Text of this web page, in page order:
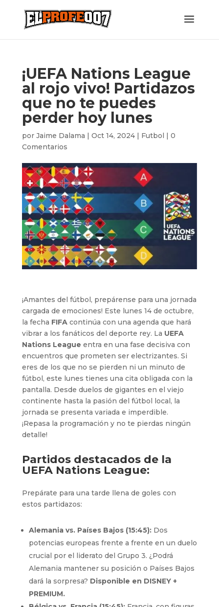
¡UEFA Nations League
al rojo vivo! Partidazos
que no te puedes
perder hoy lunes
por Jaime Dalama | Oct 14, 2024| Futbol | 0
Comentarios
¡Amantes del fútbol, prepárense para una jornada
cargada de emociones! Este lunes 14 de octubre,
la fecha FIFAcontinúa con una agenda que hará
vibrar a los fanáticos del deporte rey. La UEFA
Nations League entra en una fase decisiva con
encuentros que prometen ser electrizantes. Si
eres de los que no se pierden ni un minuto de
fútbol, este lunes tienes una cita obligada con la
pantalla. Desde duelos de gigantes en el viejo
continente hasta la pasión del fútbol local, la
jornada se presenta variada e imperdible.
¡Repasa la programación y no te pierdas ningún
detalle!
Partidos destacados de la
UEFA Nations League:
Prepárate para una tarde llena de goles con
estos partidazos:
Alemania vs. Países Bajos (15:45):Dos
potencias europeas frente a frente en un duelo
crucial por el liderato del Grupo 3. ¿Podrá
Alemania mantener su posición o Países Bajos
dará la sorpresa? Disponible en DISNEY +
PREMIUM.